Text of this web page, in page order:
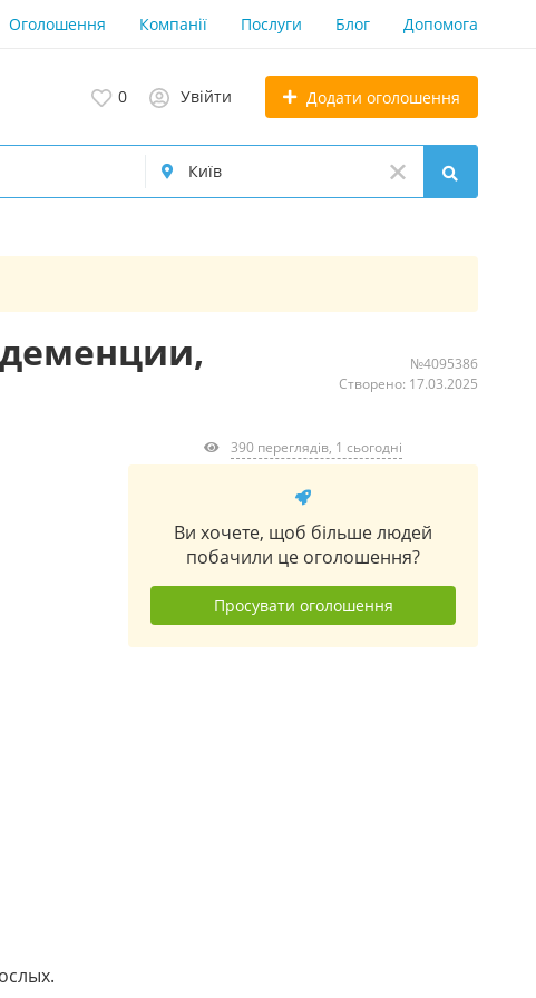
Оголошення Компанії Послуги Блог Допомога
0 Увійти Додати оголошення
№4095386
Створено: 17.03.2025
390 переглядів, 1 сьогодні
Ви хочете, щоб більше людей
побачили це оголошення?
Просувати оголошення